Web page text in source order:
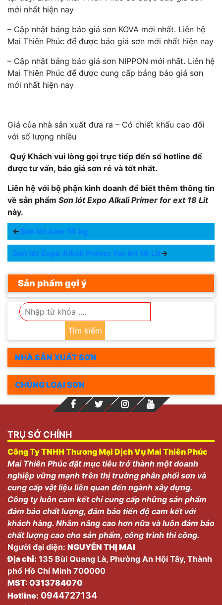
mới nhất hiện nay
– Cập nhật bảng báo giá sơn KOVA mới nhất. Liên hệ
Mai Thiên Phúc để được báo giá sơn mới nhất hiện nay
– Cập nhật bảng báo giá sơn NIPPON mới nhất. Liên hệ
Mai Thiên Phúc để được cung cấp bảng báo giá sơn
mới nhất hiện nay
Giá của nhà sản xuất đưa ra – Có chiết khấu cao đối
với số lượng nhiều
Quý Khách vui lòng gọi trực tiếp đến số hotline để
được tư vấn, báo giá sơn rẻ và tốt nhất.
Liên hệ với bộ phận kinh doanh để biết thêm thông tin
về sản phẩm Sơn lót Expo Alkali Primer for ext 18 Lit
này.
←Sơn lót xám 16 kg
Sơn lót Expo Alkali Primer For Int 18 Lit→
Sản phẩm gợi ý
Tìm kiếm
NHÀ SẢN XUẤT SƠN
CHỦNG LOẠI SƠN
TRỤ SỞ CHÍNH
Công Ty TNHH Thương Mại Dịch Vụ Mai Thiên Phúc
Mai Thiên Phúc đặt mục tiêu trở thành một doanh
nghiệp vững mạnh trên thị trường phân phối sơn và
cung cấp vật liệu liên quan đến ngành xây dựng.
Công ty luôn cam kết chỉ cung cấp những sản phẩm
đảm bảo chất lượng, đảm bảo tiến độ cam kết với
khách hàng. Nhằm nâng cao hơn nữa và luôn đảm bảo
chất lượng cao cho sản phẩm, công trình thi công.
Người đại diện: NGUYỄN THỊ MAI
Địa chỉ: 135 Bùi Quang Là, Phường An Hội Tây, Thành
phố Hồ Chí Minh 700000
MST: 0313784070
Hotline: 0944727134